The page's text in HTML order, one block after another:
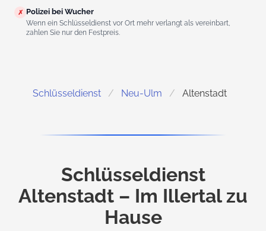
✗ Polizei bei Wucher
Wenn ein Schlüsseldienst vor Ort mehr verlangt als vereinbart,
zahlen Sie nur den Festpreis.
Schlüsseldienst Neu-Ulm Altenstadt
Schlüsseldienst
Altenstadt – Im Illertal zu
Hause